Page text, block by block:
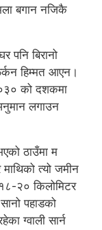
बगान नजिकै
पनि बिरानो
हिम्मत आएन।
को दशकमा
लगाउन
ठाउँमा म
त्यो जमीन
२० किलोमिटर
पहाडको
ग्वाली सार्न